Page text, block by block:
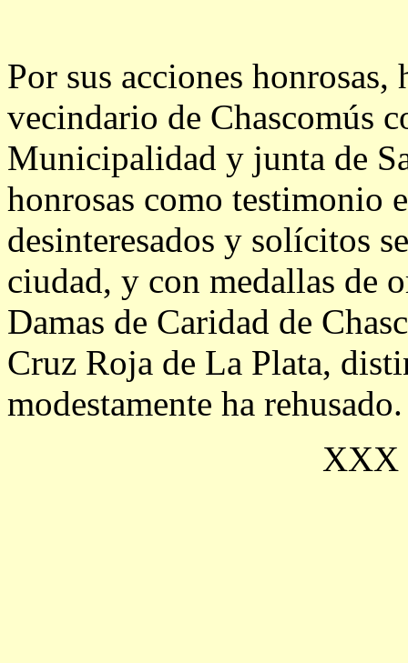
Por sus acciones
vecindario de Chascomús
Municipalidad y junta de
honrosas como testimonio
desinteresados y solícitos
ciudad, y con medallas de
Damas de Caridad de
Cruz Roja de La Plata,
modestamente ha rehusado.
XXX